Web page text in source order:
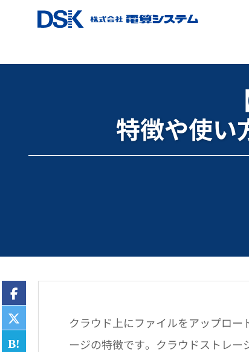
特徴や使い
クラウド上にファイルをアップロ
ージの特徴です。クラウドストレ